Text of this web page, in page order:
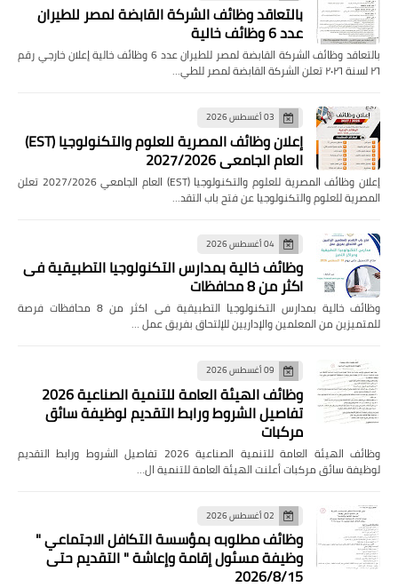
بالتعاقد وظائف الشركة القابضة لمصر للطيران
عدد 6 وظائف خالية
بالتعاقد وظائف الشركة القابضة لمصر للطيران عدد 6 وظائف خالية إعلان خارجي رقم
٢٦ لسنة ٢٠٢٦ تعلن الشركة القابضة لمصر للطي…
03 أغسطس 2026
إعلان وظائف المصرية للعلوم والتكنولوجيا (EST)
العام الجامعي 2027/2026
إعلان وظائف المصرية للعلوم والتكنولوجيا (EST) العام الجامعي 2027/2026 تعلن
المصرية للعلوم والتكنولوجيا عن فتح باب التقد…
04 أغسطس 2026
وظائف خالية بمدارس التكنولوجيا التطبيقية فى
اكثر من 8 محافظات
وظائف خالية بمدارس التكنولوجيا التطبيقية فى اكثر من 8 محافظات فرصة
للمتميزين من المعلمين والإداريين للإلتحاق بفريق عمل …
09 أغسطس 2026
وظائف الهيئة العامة للتنمية الصناعية 2026
تفاصيل الشروط ورابط التقديم لوظيفة سائق
مركبات
وظائف الهيئة العامة للتنمية الصناعية 2026 تفاصيل الشروط ورابط التقديم
لوظيفة سائق مركبات أعلنت الهيئة العامة للتنمية ال…
02 أغسطس 2026
وظائف مطلوبه بمؤسسة التكافل الاجتماعي "
وظيفة مسئول إقامة وإعاشة " التقديم حتى
2026/8/15